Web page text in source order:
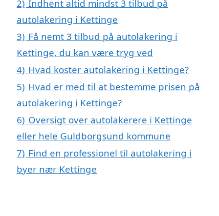
2) Indhent altid mindst 3 tilbud på
autolakering i Kettinge
3) Få nemt 3 tilbud på autolakering i
Kettinge, du kan være tryg ved
4) Hvad koster autolakering i Kettinge?
5) Hvad er med til at bestemme prisen på
autolakering i Kettinge?
6) Oversigt over autolakerere i Kettinge
eller hele Guldborgsund kommune
7) Find en professionel til autolakering i
byer nær Kettinge